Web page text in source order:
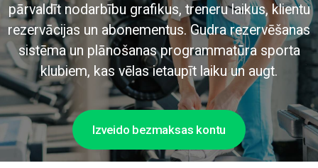
pārvaldīt nodarbību grafikus, treneru laikus, klientu
rezervācijas un abonementus. Gudra rezervēšanas
sistēma un plānošanas programmatūra sporta
klubiem, kas vēlas ietaupīt laiku un augt.
Izveido bezmaksas kontu